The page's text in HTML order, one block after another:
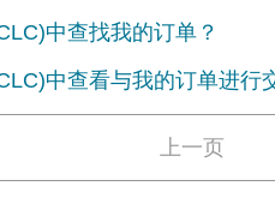
中查找我的订单？
中查看与我的订单进行
上一页